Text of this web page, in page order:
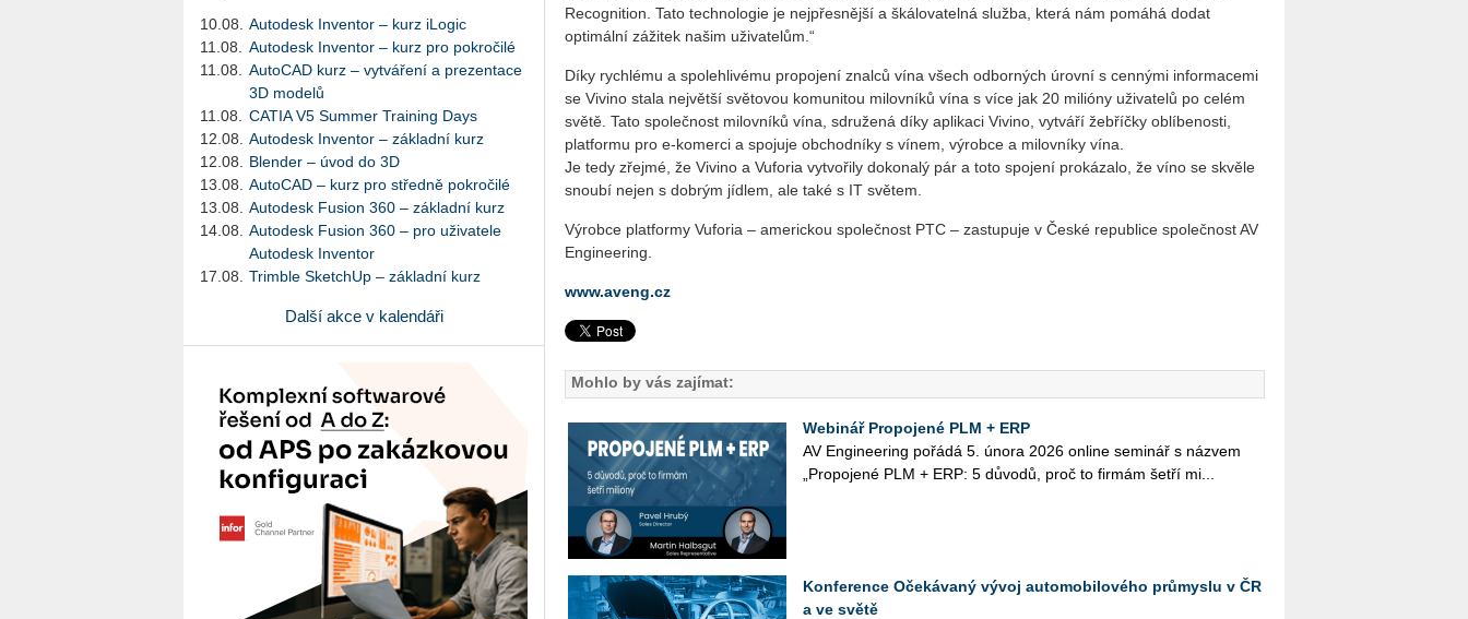
10.08.
Autodesk Inventor – kurz iLogic
11.08.
Autodesk Inventor – kurz pro pokročilé
11.08.
AutoCAD kurz – vytváření a prezentace
3D modelů
11.08.
CATIA V5 Summer Training Days
12.08.
Autodesk Inventor – základní kurz
12.08.
Blender – úvod do 3D
13.08.
AutoCAD – kurz pro středně pokročilé
13.08.
Autodesk Fusion 360 – základní kurz
14.08.
Autodesk Fusion 360 – pro uživatele
Autodesk Inventor
17.08.
Trimble SketchUp – základní kurz
Další akce v kalendáři
Recognition. Tato technologie je nejpřesnější a škálovatelná služba, která nám pomáhá dodat
optimální zážitek našim uživatelům.“
Díky rychlému a spolehlivému propojení znalců vína všech odborných úrovní s cennými informacemi
se Vivino stala největší světovou komunitou milovníků vína s více jak 20 milióny uživatelů po celém
světě. Tato společnost milovníků vína, sdružená díky aplikaci Vivino, vytváří žebříčky oblíbenosti,
platformu pro e-komerci a spojuje obchodníky s vínem, výrobce a milovníky vína.
Je tedy zřejmé, že Vivino a Vuforia vytvořily dokonalý pár a toto spojení prokázalo, že víno se skvěle
snoubí nejen s dobrým jídlem, ale také s IT světem.
Výrobce platformy Vuforia – americkou společnost PTC – zastupuje v České republice společnost AV
Engineering.
www.aveng.cz
Mohlo by vás zajímat:
Webinář Propojené PLM + ERP
AV Engineering po­řá­dá 5. února 2026 on­li­ne se­mi­nář s ná­z­vem
„Pro­po­je­né PLM + ERP: 5 du­̊v­odů, proč to fir­mám š­e­tří mi­...
Konference Očekávaný vývoj automobilového průmyslu v ČR
a ve světě